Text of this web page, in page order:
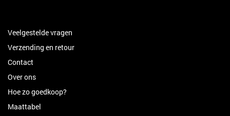
Veelgestelde vragen
Verzending en retour
Contact
Over ons
Hoe zo goedkoop?
Maattabel